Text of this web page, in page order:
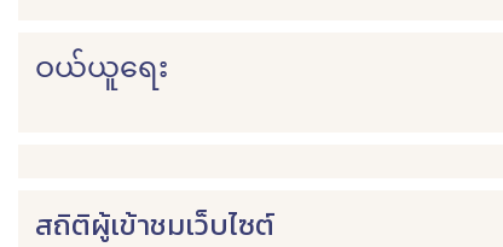
ဝယ်ယူရေး
สถิติผู้เข้าชมเว็บไซต์